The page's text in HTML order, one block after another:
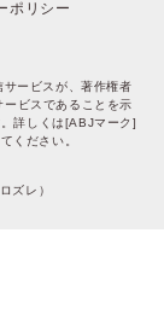
ポリシー
ービスが、著作権者
ビスであることを示
詳しくは[ABJマーク]
ください。
ズレ）